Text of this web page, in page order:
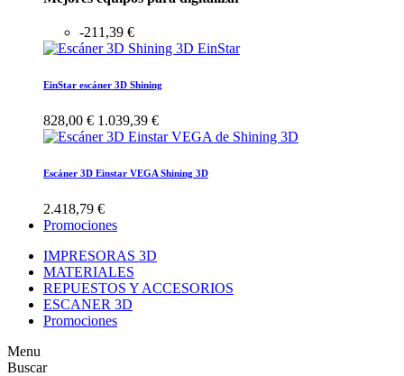
-211,39 €
EinStar escáner 3D Shining
828,00 € 1.039,39 €
Escáner 3D Einstar VEGA Shining 3D
2.418,79 €
Promociones
IMPRESORAS 3D
MATERIALES
REPUESTOS Y ACCESORIOS
ESCANER 3D
Promociones
Menu
Buscar